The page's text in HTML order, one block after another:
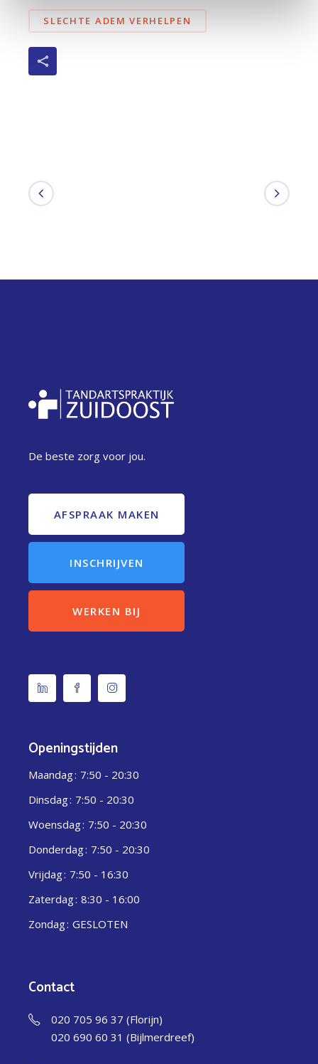
SLECHTE ADEM VERHELPEN
De beste zorg voor jou.
AFSPRAAK MAKEN
INSCHRIJVEN
WERKEN BIJ
Openingstijden
Maandag 7:50 - 20:30
Dinsdag 7:50 - 20:30
Woensdag 7:50 - 20:30
Donderdag 7:50 - 20:30
Vrijdag 7:50 - 16:30
Zaterdag 8:30 - 16:00
Zondag GESLOTEN
Contact
020 705 96 37 (Florijn)
020 690 60 31 (Bijlmerdreef)